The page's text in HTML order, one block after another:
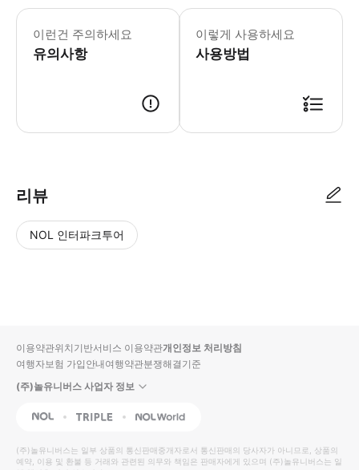
이런건 주의하세요
유의사항
이렇게 사용하세요
사용방법
리뷰
NOL 인터파크투어
입니
다.
높
은
동
영
순
상
이용약관위치기반서비스 이용약관개인정보 처리방침
여행자보험 가입안내여행약관분쟁해결기준
(주)놀유니버스 사업자 정보
NOL Triple Interpark Global
(주)놀유니버스는 일부 상품의 통신판매중개자로서 통신판매의 당사자가 아니므로, 상품의
예약, 이용 및 환불 등 거래와 관련된 의무와 책임은 판매자에게 있으며 (주)놀유니버스는 일